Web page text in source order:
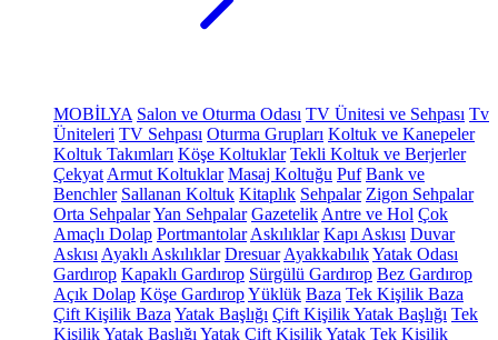
MOBİLYA Salon ve Oturma Odası TV Ünitesi ve Sehpası Tv
Üniteleri TV Sehpası Oturma Grupları Koltuk ve Kanepeler
Koltuk Takımları Köşe Koltuklar Tekli Koltuk ve Berjerler
Çekyat Armut Koltuklar Masaj Koltuğu Puf Bank ve
Benchler Sallanan Koltuk Kitaplık Sehpalar Zigon Sehpalar
Orta SehpalarYan Sehpalar Gazetelik Antre ve Hol Çok
Amaçlı Dolap Portmantolar Askılıklar Kapı Askısı Duvar
Askısı Ayaklı Askılıklar Dresuar AyakkabılıkYatak Odası
Gardırop Kapaklı Gardırop Sürgülü Gardırop Bez Gardırop
Açık Dolap Köşe GardıropYüklük Baza Tek Kişilik Baza
Çift Kişilik Baza Yatak Başlığı Çift Kişilik Yatak Başlığı Tek
Kişilik Yatak Başlığı Yatak Çift Kişilik Yatak Tek Kişilik